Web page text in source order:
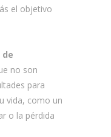
el objetivo
no son
para
vida, como un
o la pérdida